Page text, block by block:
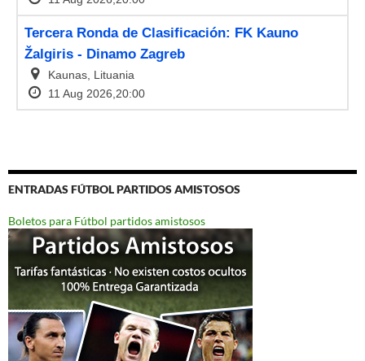
ENTRADAS FÚTBOL PARTIDOS AMISTOSOS
Boletos para Fútbol partidos amistosos